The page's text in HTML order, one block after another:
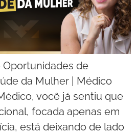
Oportunidades de
da Mulher | Médico
você já sentiu que
focada apenas em
está deixando de lado